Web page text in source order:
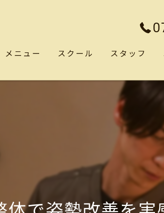
メニュー スクール スタッフ